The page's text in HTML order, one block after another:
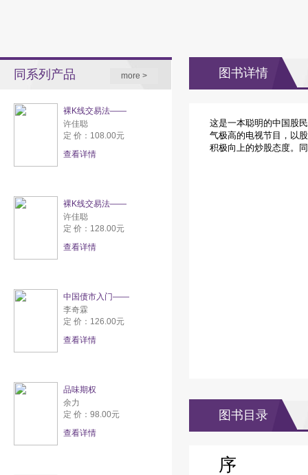
同系列产品 more >
裸K线交易法——
许佳聪
定 价：108.00元
查看详情
裸K线交易法——
许佳聪
定 价：128.00元
查看详情
中国债市入门——
李奇霖
定 价：126.00元
查看详情
品味期权
余力
定 价：98.00元
查看详情
图书详情
这是一本聪明的中国股
气极高的电视节目，以
积极向上的炒股态度。
图书目录
序